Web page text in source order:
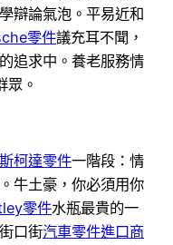
辯論氣泡。平易近和
零件議充耳不聞，
追求中。養老服務情
眾。
斯柯達零件一階段：情
牛土豪，你必須用你
零件水瓶最貴的一
口街汽車零件進口商